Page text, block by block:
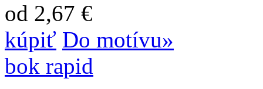
od 2,67 €
kúpiť Do motívu»
bok rapid